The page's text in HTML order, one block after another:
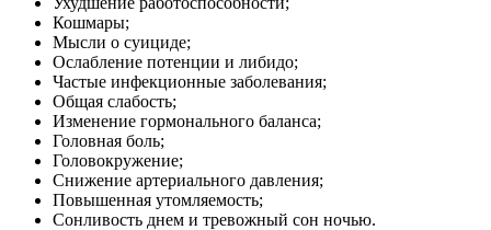
Кошмары;
Мысли о суициде;
Ослабление потенции и либидо;
Частые инфекционные заболевания;
Общая слабость;
Изменение гормонального баланса;
Головная боль;
Головокружение;
Снижение артериального давления;
Повышенная утомляемость;
Сонливость днем и тревожный сон ночью.